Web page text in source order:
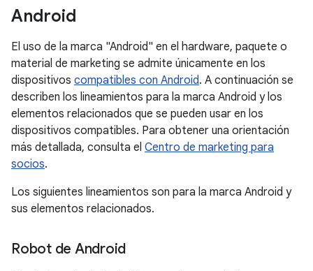
Android
El uso de la marca "Android" en el hardware, paquete o
material de marketing se admite únicamente en los
dispositivos compatibles con Android. A continuación se
describen los lineamientos para la marca Android y los
elementos relacionados que se pueden usar en los
dispositivos compatibles. Para obtener una orientación
más detallada, consulta el Centro de marketing para
socios.
Los siguientes lineamientos son para la marca Android y
sus elementos relacionados.
Robot de Android